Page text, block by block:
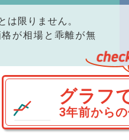
は限りません。
が相場と乖離が無
グラフ
3年前から